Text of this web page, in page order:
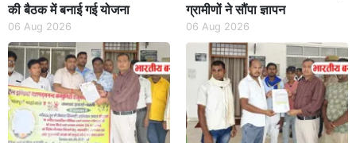
की बैठक में बनाई गई योजना
06 Aug 2026
ग्रामीणों ने सौंपा ज्ञापन
06 Aug 2026